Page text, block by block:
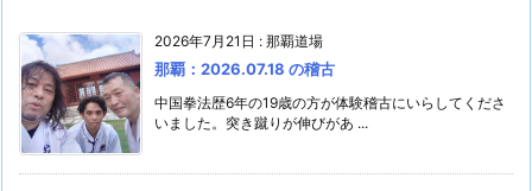
2026年7月21日 : 那覇道場
那覇：2026.07.18 の稽古
中国拳法歴6年の19歳の方が体験稽古にいらしてくださ
いました。突き蹴りが伸びがあ ...